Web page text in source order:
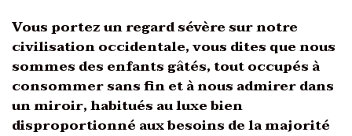
Vous portez un regard sévère sur notre
civilisation occidentale, vous dites que nous
sommes des enfants gâtés, tout occupés à
consommer sans fin et à nous admirer dans
un miroir, habitués au luxe bien
disproportionné aux besoins de la majorité